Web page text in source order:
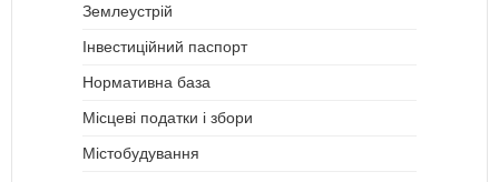
Землеустрій
Інвестиційний паспорт
Нормативна база
Місцеві податки і збори
Містобудування